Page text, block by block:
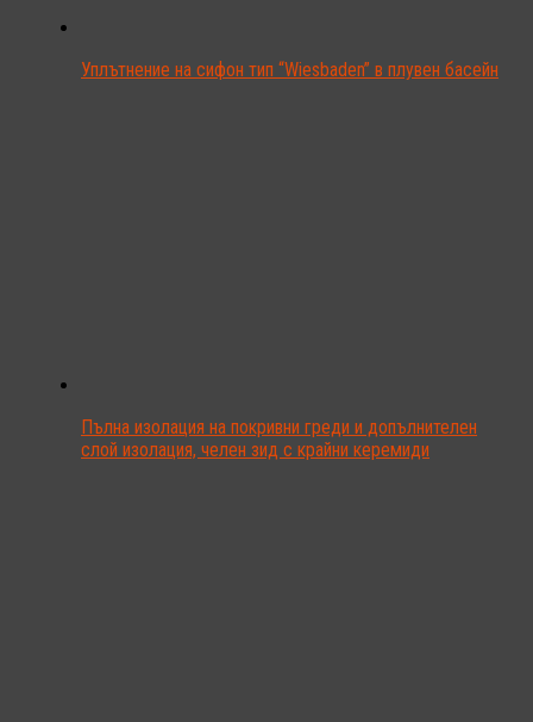
Уплътнение на сифон тип “Wiesbaden” в плувен басейн
Пълна изолация на покривни греди и допълнителен
слой изолация, челен зид с крайни керемиди